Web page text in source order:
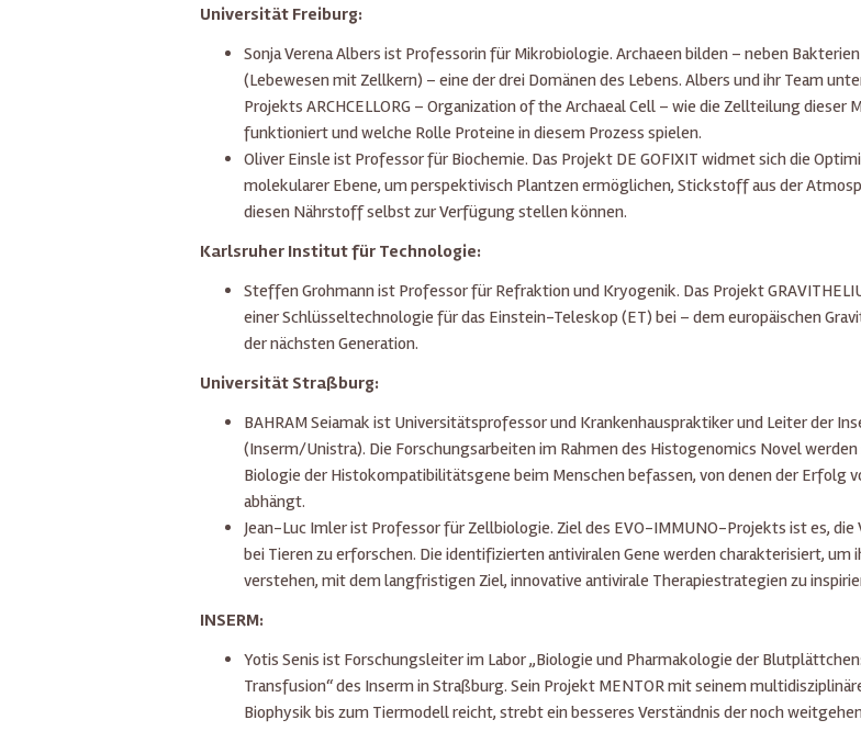
Universität Freiburg:
Sonja Verena Albers ist Professorin für Mikrobiologie. Archaeen bilden – neben
(Lebewesen mit Zellkern) – eine der drei Domänen des Lebens. Albers und ihr Team
Projekts ARCHCELLORG – Organization of the Archaeal Cell – wie die Zellteilung dieser
funktioniert und welche Rolle Proteine in diesem Prozess spielen.
Oliver Einsle ist Professor für Biochemie. Das Projekt DE GOFIXIT widmet sich die
molekularer Ebene, um perspektivisch Plantzen ermöglichen, Stickstoff aus der
diesen Nährstoff selbst zur Verfügung stellen können.
Karlsruher Institut für Technologie:
Steffen Grohmann ist Professor für Refraktion und Kryogenik. Das Projekt
einer Schlüsseltechnologie für das Einstein-Teleskop (ET) bei – dem europäischen
der nächsten Generation.
Universität Straßburg:
BAHRAM Seiamak ist Universitätsprofessor und Krankenhauspraktiker und Leiter der
(Inserm/Unistra). Die Forschungsarbeiten im Rahmen des Histogenomics Novel
Biologie der Histokompatibilitätsgene beim Menschen befassen, von denen der Erfolg
abhängt.
Jean-Luc Imler ist Professor für Zellbiologie. Ziel des EVO-IMMUNO-Projekts ist es, die
bei Tieren zu erforschen. Die identifizierten antiviralen Gene werden charakterisiert, um
verstehen, mit dem langfristigen Ziel, innovative antivirale Therapiestrategien zu
INSERM:
Yotis Senis ist Forschungsleiter im Labor „Biologie und Pharmakologie der
Transfusion“ des Inserm in Straßburg. Sein Projekt MENTOR mit seinem
Biophysik bis zum Tiermodell reicht, strebt ein besseres Verständnis der noch